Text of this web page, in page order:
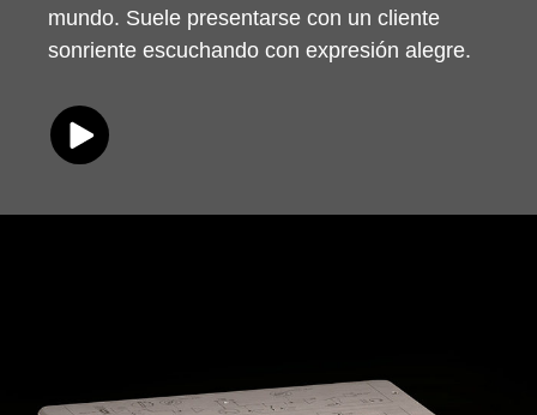
mundo. Suele presentarse con un cliente
sonriente escuchando con expresión alegre.